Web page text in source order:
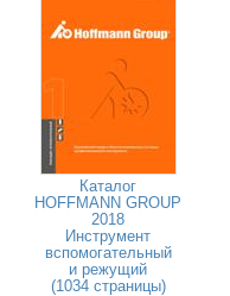
Каталог
HOFFMANN GROUP
2018
Инструмент
вспомогательный
и режущий
(1034 страницы)